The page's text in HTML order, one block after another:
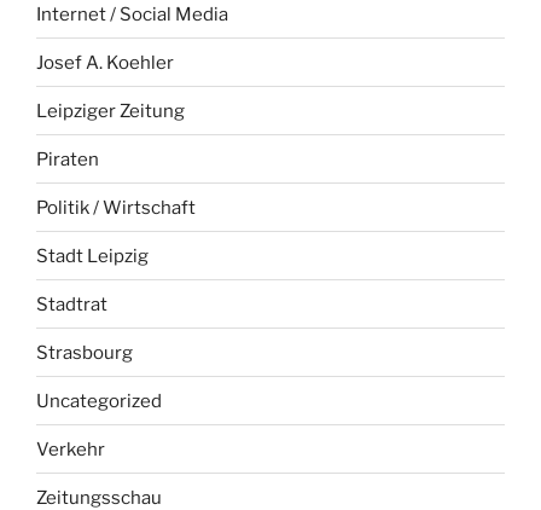
Internet / Social Media
Josef A. Koehler
Leipziger Zeitung
Piraten
Politik / Wirtschaft
Stadt Leipzig
Stadtrat
Strasbourg
Uncategorized
Verkehr
Zeitungsschau